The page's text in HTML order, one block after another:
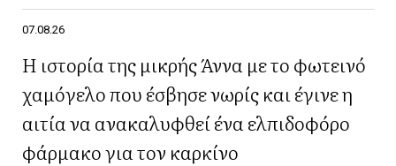
07.08.26
Η ιστορία της μικρής Άννα με το φωτεινό
χαμόγελο που έσβησε νωρίς και έγινε η
αιτία να ανακαλυφθεί ένα ελπιδοφόρο
φάρμακο για τον καρκίνο